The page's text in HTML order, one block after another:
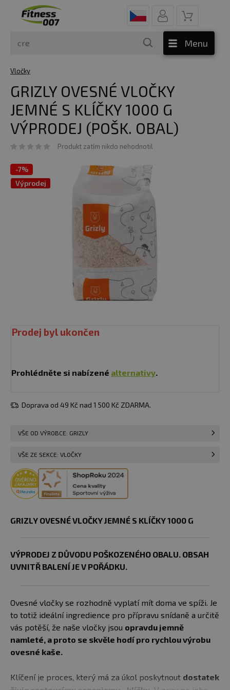
Menu
Vločky
GRIZLY OVESNÉ VLOČKY
JEMNÉ S KLÍČKY 1000 G
VÝPRODEJ (POŠK. OBAL)
Produkt zatím nikdo nehodnotil
-7%
Výprodej
Prodej byl ukončen
Prohlédněte si nabízené alternativy.
Doprava od 49 Kč nad 1 500 Kč ZDARMA.
VŠE OD VÝROBCE: GRIZLY
VŠE ZE SEKCE: VLOČKY
GRIZLY OVESNÉ VLOČKY JEMNÉ S KLÍČKY 1000 G
VÝPRODEJ Z DŮVODU POŠKOZENÉHO OBALU. OBSAH
UVNITŘ BALENÍ JE V POŘÁDKU.
Ovesné vločky se rozhodně vyplatí mít doma ve spíži. Je
to totiž ideální ingredience pro přípravu snídaně a určitě
vás potěší, že naše vločky jsou opravdu jemně
namleté, a proto se skvěle hodí pro rychlou výrobu
ovesné kaše.
Klíčení je proces, který má za úkol poskytnout dostatek